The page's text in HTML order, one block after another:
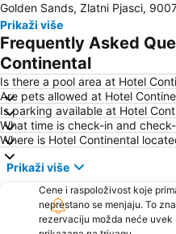
Bulgaran
Nos Kaliakra
Golden Sands, Zlatni Pjasci,
Prikaži više
Frequently Asked
Continental
Is there a pool area at Hotel
Are pets allowed at Hotel
Is parking available at Hotel
What time is check-in and
Where is Hotel Continental
Prikaži više
Cene i raspoloživost koje
neprestano se menjaju. To
rezervaciju možda neće